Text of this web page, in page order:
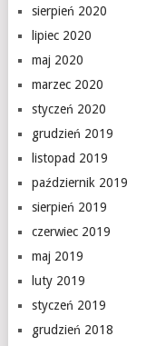
sierpień 2020
lipiec 2020
maj 2020
marzec 2020
styczeń 2020
grudzień 2019
listopad 2019
październik 2019
sierpień 2019
czerwiec 2019
maj 2019
luty 2019
styczeń 2019
grudzień 2018